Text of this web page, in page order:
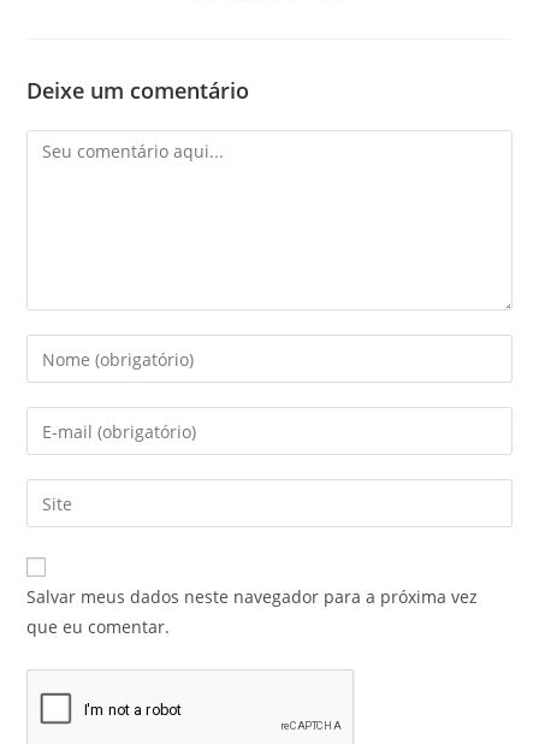
Deixe um comentário
Salvar meus dados neste navegador para a próxima vez
que eu comentar.